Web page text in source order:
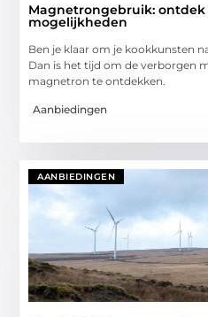
Magnetrongebruik:
mogelijkheden
Ben je klaar om je kookkunsten
Dan is het tijd om de verborgen
magnetron te ontdekken.
Aanbiedingen
AANBIEDINGEN